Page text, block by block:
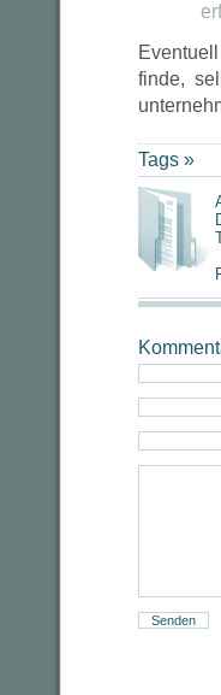
finde,
Tags »